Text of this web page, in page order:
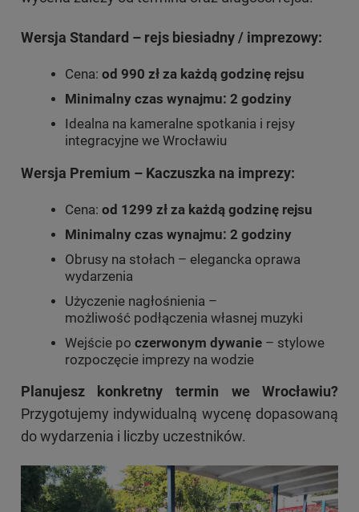
Wersja Standard – rejs biesiadny / imprezowy:
Cena: od 990 zł za każdą godzinę rejsu
Minimalny czas wynajmu: 2 godziny
Idealna na kameralne spotkania i rejsy
integracyjne we Wrocławiu
Wersja Premium – Kaczuszka na imprezy:
Cena: od 1299 zł za każdą godzinę rejsu
Minimalny czas wynajmu: 2 godziny
Obrusy na stołach – elegancka oprawa
wydarzenia
Użyczenie nagłośnienia –
możliwość podłączenia własnej muzyki
Wejście po czerwonym dywanie– stylowe
rozpoczęcie imprezy na wodzie
Planujesz konkretny termin we Wrocławiu?
Przygotujemy indywidualną wycenę dopasowaną
do wydarzenia i liczby uczestników.